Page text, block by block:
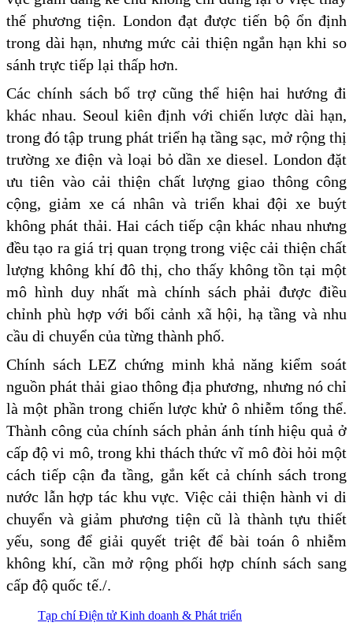
thế phương tiện. London đạt được tiến bộ ổn định
trong dài hạn, nhưng mức cải thiện ngắn hạn khi so
sánh trực tiếp lại thấp hơn.
Các chính sách bổ trợ cũng thể hiện hai hướng đi
khác nhau. Seoul kiên định với chiến lược dài hạn,
trong đó tập trung phát triển hạ tầng sạc, mở rộng thị
trường xe điện và loại bỏ dần xe diesel. London đặt
ưu tiên vào cải thiện chất lượng giao thông công
cộng, giảm xe cá nhân và triển khai đội xe buýt
không phát thải. Hai cách tiếp cận khác nhau nhưng
đều tạo ra giá trị quan trọng trong việc cải thiện chất
lượng không khí đô thị, cho thấy không tồn tại một
mô hình duy nhất mà chính sách phải được điều
chỉnh phù hợp với bối cảnh xã hội, hạ tầng và nhu
cầu di chuyển của từng thành phố.
Chính sách LEZ chứng minh khả năng kiểm soát
nguồn phát thải giao thông địa phương, nhưng nó chỉ
là một phần trong chiến lược khử ô nhiễm tổng thể.
Thành công của chính sách phản ánh tính hiệu quả ở
cấp độ vi mô, trong khi thách thức vĩ mô đòi hỏi một
cách tiếp cận đa tầng, gắn kết cả chính sách trong
nước lẫn hợp tác khu vực. Việc cải thiện hành vi di
chuyển và giảm phương tiện cũ là thành tựu thiết
yếu, song để giải quyết triệt để bài toán ô nhiễm
không khí, cần mở rộng phối hợp chính sách sang
cấp độ quốc tế./.
Tạp chí Điện tử Kinh doanh & Phát triển